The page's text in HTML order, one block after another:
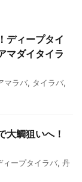
ディープタイ
マダイタイラ
マラバ, タイラバ,
大鯛狙いへ！
ィープタイラバ, 丹